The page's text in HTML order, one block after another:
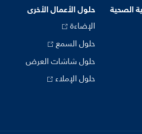
الصحية حلول الأعمال الأخرى
الإضاءة
حلول السمع
حلول شاشات العرض
حلول الإملاء